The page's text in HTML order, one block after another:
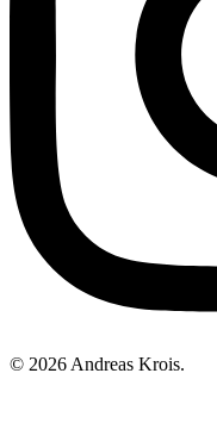
© 2026 Andreas Krois.